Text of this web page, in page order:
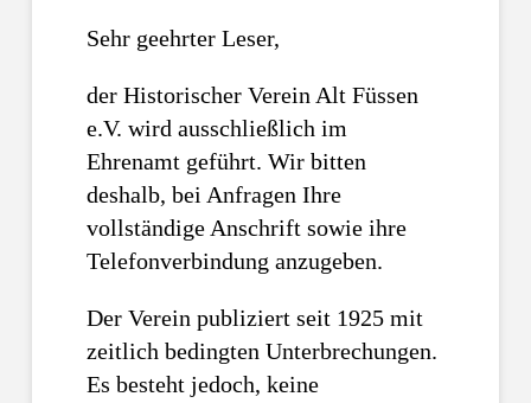
Sehr geehrter Leser,
der Historischer Verein Alt Füssen
e.V. wird ausschließlich im
Ehrenamt geführt. Wir bitten
deshalb, bei Anfragen Ihre
vollständige Anschrift sowie ihre
Telefonverbindung anzugeben.
Der Verein publiziert seit 1925 mit
zeitlich bedingten Unterbrechungen.
Es besteht jedoch, keine